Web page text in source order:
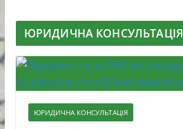
ЮРИДИЧНА КОНСУЛЬТАЦІЯ
ЮРИДИЧНА КОНСУЛЬТАЦІЯ